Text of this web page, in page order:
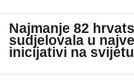
Najmanje 82
sudjelovala u
inicijativi na svijetu